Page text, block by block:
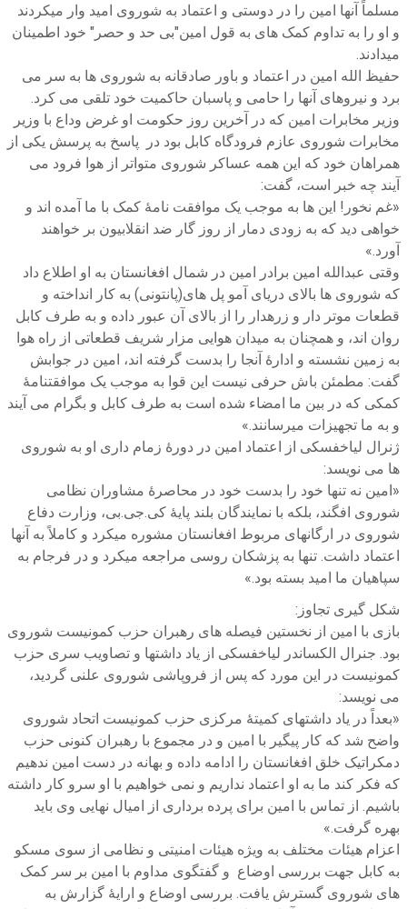
مسلماً آنها امین را در دوستی و اعتماد به شوروی امید وار میکردند
و او را به تداوم کمک های به قول امین"بی حد و حصر" خود اطمینان
میدادند.
حفیظ الله امین در اعتماد و باور صادقانه به شوروی ها به سر می
برد و نیروهای آنها را حامی و پاسبان حاکمیت خود تلقی می کرد.
وزیر مخابرات امین که در آخرین روز حکومت او غرض وداع با وزیر
مخابرات شوروی عازم فرودگاه کابل بود در پاسخ به پرسش یکی از
همراهان خود که این همه عساکر شوروی متواتر از هوا فرود می
آیند چه خبر است، گفت:
«غم نخور! این ها به موجب یک موافقت نامۀ کمک با ما آمده اند و
خواهی دید که به زودی دمار از روز گار ضد انقلابیون بر خواهند
آورد.»
وقتی عبدالله امین برادر امین در شمال افغانستان به او اطلاع داد
که شوروی ها بالای دریای آمو پل های(پانتونی) به کار انداخته و
قطعات موتر دار و زرهدار را از بالای آن عبور داده و به طرف کابل
روان اند، و همچنان به میدان هوایی مزار شریف قطعاتی از راه هوا
به زمین نشسته و ادارۀ آنجا را بدست گرفته اند، امین در جوابش
گفت: مطمئن باش حرفی نیست این قوا به موجب یک موافقتنامۀ
کمکی که در بین ما امضاء شده است به طرف کابل و بگرام می آیند
و به ما تجهیزات میرسانند.»
ژنرال لیاخفسکی از اعتماد امین در دورۀ زمام داری او به شوروی
ها می نویسد:
«امین نه تنها خود را بدست خود در محاصرۀ مشاوران نظامی
شوروی افگند، بلکه با نمایندگان بلند پایۀ کی.جی.بی، وزارت دفاع
شوروی در ارگانهای مربوط افغانستان مشوره میکرد و کاملاً به آنها
اعتماد داشت. تنها به پزشکان روسی مراجعه میکرد و در فرجام به
سپاهیان ما امید بسته بود.»
شکل گیری تجاوز:
بازی با امین از نخستین فیصله های رهبران حزب کمونیست شوروی
بود. جنرال الکساندر لیاخفسکی از یاد داشتها و تصاویب سری حزب
کمونیست در این مورد که پس از فروپاشی شوروی علنی گردید،
می نویسد:
«بعداً در یاد داشتهای کمیتۀ مرکزی حزب کمونیست اتحاد شوروی
واضح شد که کار پیگیر با امین و در مجموع با رهبران کنونی حزب
دمکراتیک خلق افغانستان را ادامه داده و بهانه در دست امین ندهیم
که فکر کند ما به او اعتماد نداریم و نمی خواهیم با او سرو کار داشته
باشیم. از تماس با امین برای پرده برداری از امیال نهایی وی باید
بهره گرفت.»
اعزام هیئات مختلف به ویژه هیئات امنیتی و نظامی از سوی مسکو
به کابل جهت بررسی اوضاع و گفتگوی مداوم با امین بر سر کمک
های شوروی گسترش یافت. بررسی اوضاع و ارایۀ گزارش به